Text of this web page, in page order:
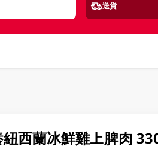
送貨
紐西蘭冰鮮雞上脾肉